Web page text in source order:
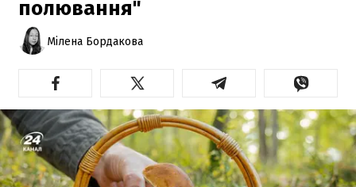
полювання"
Мілена Бордакова